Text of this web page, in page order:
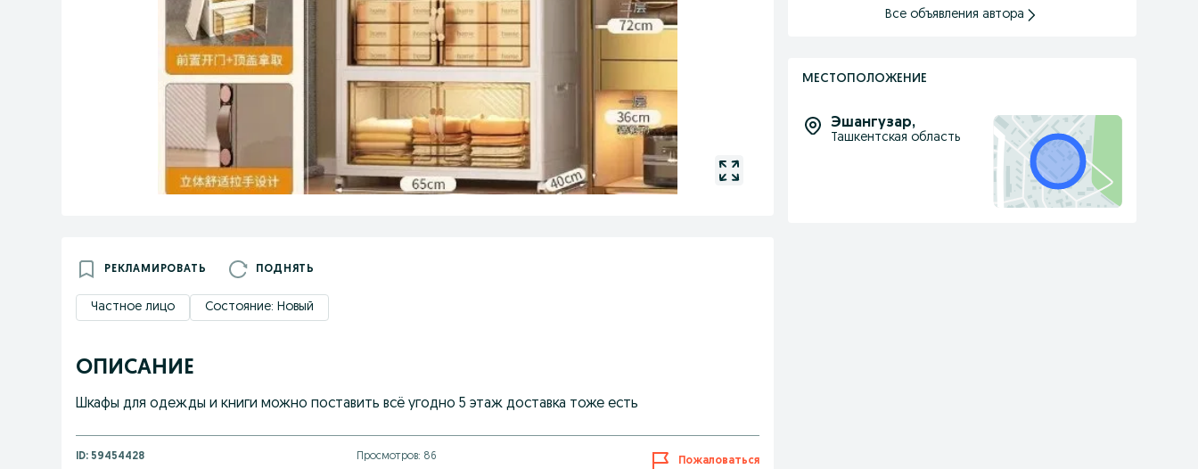
РЕКЛАМИРОВАТЬ ПОДНЯТЬ
Частное лицо Состояние: Новый
ОПИСАНИЕ
Шкафы для одежды и книги можно поставить всё угодно 5 этаж доставка тоже есть
ID: 59454428 Просмотров: 86 Пожаловаться
Все объявления автора
МЕСТОПОЛОЖЕНИЕ
Эшангузар,
Ташкентская область